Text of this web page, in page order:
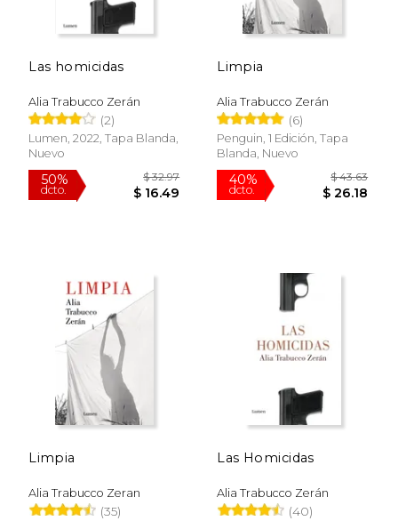
Las homicidas
Alia Trabucco Zerán
(2)
Lumen, 2022, Tapa Blanda,
Nuevo
50%
dcto.
Limpia
Alia Trabucco Zerán
(6)
Penguin, 1 Edición, Tapa
Blanda, Nuevo
40%
dcto.
Limpia
Alia Trabucco Zeran
(35)
Las Homicidas
Alia Trabucco Zerán
(40)